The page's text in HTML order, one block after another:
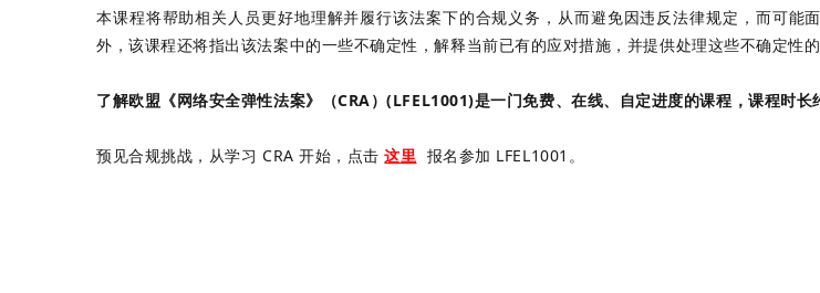
本课程将帮助相关人员更好地理解并履行该法案下的合规义务，从而避免因违反法律规定，而可
外，该课程还将指出该法案中的一些不确定性，解释当前已有的应对措施，并提供处理这些不确定性的
了解欧盟《网络安全弹性法案》（CRA）(LFEL1001)是一门免费、在线、自定进度的课程，课程时长
预见合规挑战，从学习 CRA 开始，点击这里 报名参加 LFEL1001。